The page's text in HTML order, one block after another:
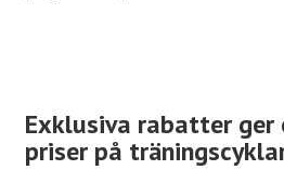
Exklusiva rabatter ger
priser på